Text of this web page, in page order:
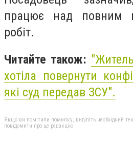
працює над повним
робіт.
Читайте також:
хотіла повернути
які суд передав ЗСУ".
Якщо ви помітили помилку, виділіть необхідний
повідомити про це редакцію